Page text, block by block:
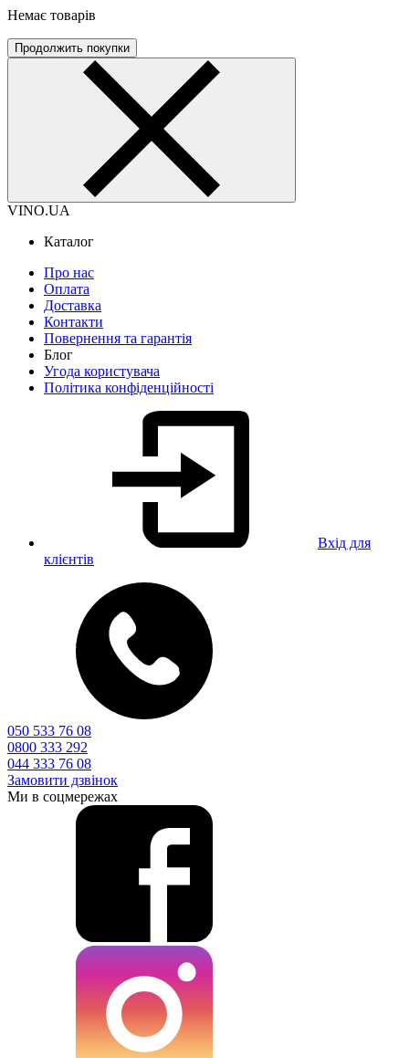
Немає товарів
Продолжить покупки
VINO.UA
Каталог
Про нас
Оплата
Доставка
Контакти
Повернення та гарантія
Блог
Угода користувача
Політика конфіденційності
Вхід для
клієнтів
050 533 76 08
0800 333 292
044 333 76 08
Замовити дзвінок
Ми в соцмережах